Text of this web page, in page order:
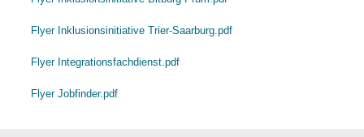
Flyer Inklusionsinitiative Trier-Saarburg.pdf
Flyer Integrationsfachdienst.pdf
Flyer Jobfinder.pdf